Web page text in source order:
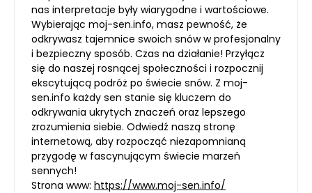
nas interpretacje były wiarygodne i wartościowe.
Wybierając moj-sen.info, masz pewność, że
odkrywasz tajemnice swoich snów w profesjonalny
i bezpieczny sposób. Czas na działanie! Przyłącz
się do naszej rosnącej społeczności i rozpocznij
ekscytującą podróż po świecie snów. Z moj-
sen.info każdy sen stanie się kluczem do
odkrywania ukrytych znaczeń oraz lepszego
zrozumienia siebie. Odwiedź naszą stronę
internetową, aby rozpocząć niezapomnianą
przygodę w fascynującym świecie marzeń
sennych!
Strona www: https://www.moj-sen.info/